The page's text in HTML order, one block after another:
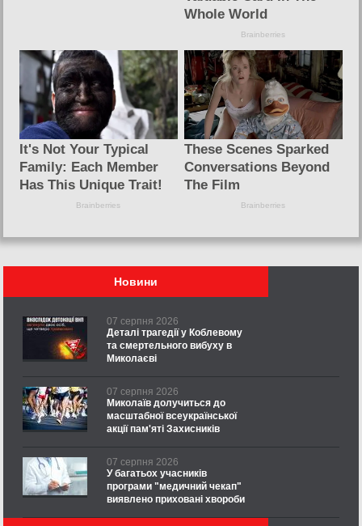
Новини
07 серпня 2026
Деталі трагедії у Коблевому
та смертельного вибуху в
Миколаєві
07 серпня 2026
Миколаїв долучиться до
масштабної всеукраїнської
акції пам'яті Захисників
07 серпня 2026
У багатьох учасників
програми "медичний чекап"
виявлено приховані хвороби